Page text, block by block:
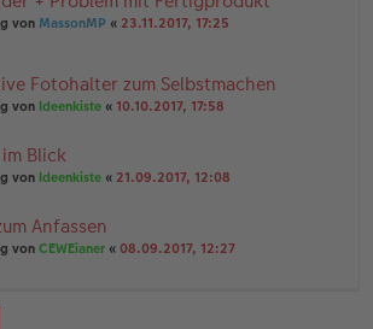
von MassonMP « 23.11.2017, 17:25
Fotohalter zum Selbstmachen
von Ideenkiste « 10.10.2017, 17:58
Blick
von Ideenkiste « 21.09.2017, 12:08
Anfassen
von CEWEianer « 08.09.2017, 12:27